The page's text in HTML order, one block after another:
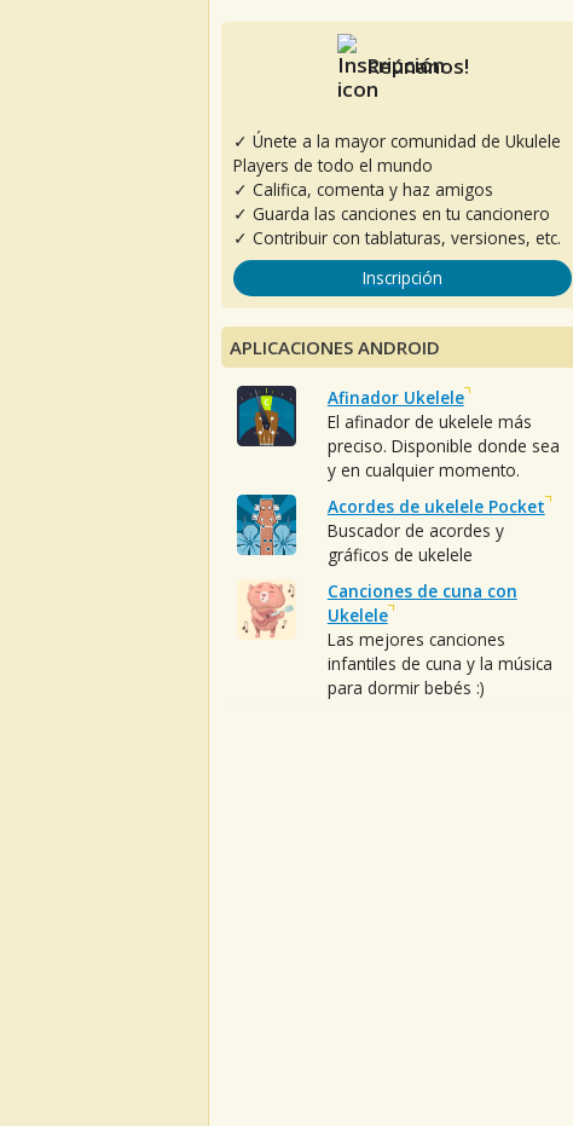
Reúnanos!
✓ Únete a la mayor comunidad de Ukulele
Players de todo el mundo
✓ Califica, comenta y haz amigos
✓ Guarda las canciones en tu cancionero
✓ Contribuir con tablaturas, versiones, etc.
Inscripción
APLICACIONES ANDROID
Afinador Ukelele
El afinador de ukelele más
preciso. Disponible donde sea
y en cualquier momento.
Acordes de ukelele Pocket
Buscador de acordes y
gráficos de ukelele
Canciones de cuna con
Ukelele
Las mejores canciones
infantiles de cuna y la música
para dormir bebés :)